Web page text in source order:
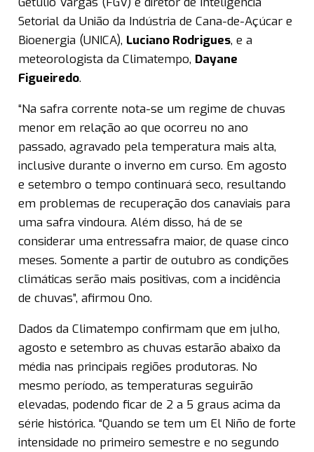
Setorial da União da Indústria de Cana-de-Açúcar e
Bioenergia (UNICA), Luciano Rodrigues, e a
meteorologista da Climatempo, Dayane
Figueiredo.
“Na safra corrente nota-se um regime de chuvas
menor em relação ao que ocorreu no ano
passado, agravado pela temperatura mais alta,
inclusive durante o inverno em curso. Em agosto
e setembro o tempo continuará seco, resultando
em problemas de recuperação dos canaviais para
uma safra vindoura. Além disso, há de se
considerar uma entressafra maior, de quase cinco
meses. Somente a partir de outubro as condições
climáticas serão mais positivas, com a incidência
de chuvas”, afirmou Ono.
Dados da Climatempo confirmam que em julho,
agosto e setembro as chuvas estarão abaixo da
média nas principais regiões produtoras. No
mesmo período, as temperaturas seguirão
elevadas, podendo ficar de 2 a 5 graus acima da
série histórica. “Quando se tem um El Niño de forte
intensidade no primeiro semestre e no segundo